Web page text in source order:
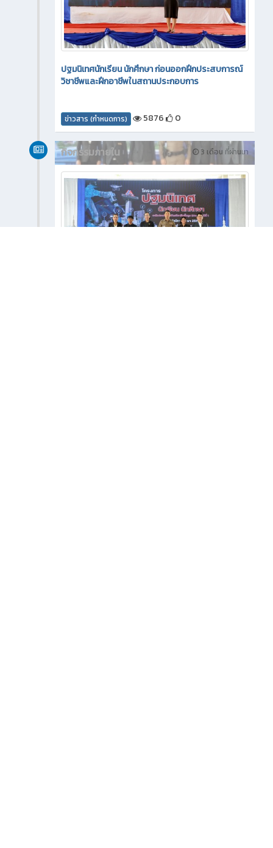
ปฐมนิเทศนักเรียน นักศึกษา ก่อนออกฝึกประสบการณ์
วิชาชีพและฝึกอาชีพในสถานประกอบการ
ข่าวสาร (กำหนดการ) 5876 0
3 เดือน ที่ผ่านมา
กิจกรรมภายใน